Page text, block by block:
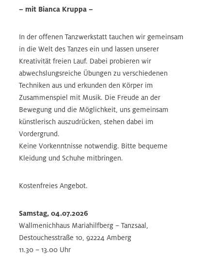
– mit Bianca Kruppa –
In der offenen Tanzwerkstatt tauchen wir gemeinsam
in die Welt des Tanzes ein und lassen unserer
Kreativität freien Lauf. Dabei probieren wir
abwechslungsreiche Übungen zu verschiedenen
Techniken aus und erkunden den Körper im
Zusammenspiel mit Musik. Die Freude an der
Bewegung und die Möglichkeit, uns gemeinsam
künstlerisch auszudrücken, stehen dabei im
Vordergrund.
Keine Vorkenntnisse notwendig. Bitte bequeme
Kleidung und Schuhe mitbringen.
Kostenfreies Angebot.
Samstag, 04.07.2026
Wallmenichhaus Mariahilfberg – Tanzsaal,
Destouchesstraße 10, 92224 Amberg
11.30 – 13.00 Uhr